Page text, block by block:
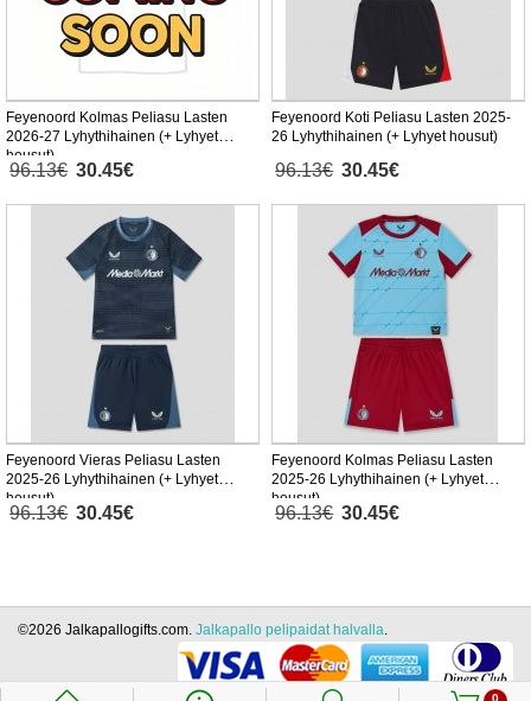
Feyenoord Kolmas Peliasu Lasten
2026-27 Lyhythihainen (+ Lyhyet
housut)
96.13€ 30.45€
Feyenoord Koti Peliasu Lasten 2025-
26 Lyhythihainen (+ Lyhyet housut)
96.13€ 30.45€
Feyenoord Vieras Peliasu Lasten
2025-26 Lyhythihainen (+ Lyhyet
housut)
96.13€ 30.45€
Feyenoord Kolmas Peliasu Lasten
2025-26 Lyhythihainen (+ Lyhyet
housut)
96.13€ 30.45€
0
©2026 Jalkapallogifts.com. Jalkapallo pelipaidat halvalla.